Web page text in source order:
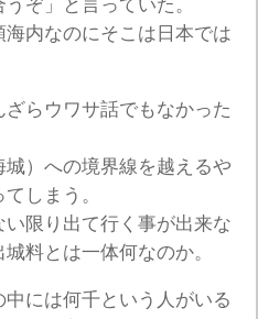
ぞ」と言っていた。
内なのにそこは日本では
ざらウワサ話でもなかった
）への境界線を越えるや
しまう。
限り出て行く事が出来な
料とは一体何なのか。
には何千という人がいる